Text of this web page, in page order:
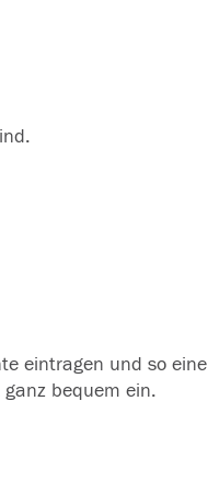
eintragen und so eine
bequem ein.